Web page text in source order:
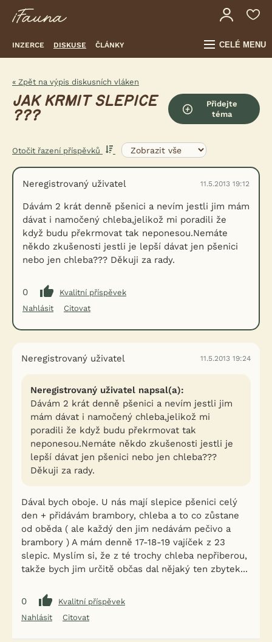
INZERCE DISKUSE ČLÁNKY CELÉ MENU
« Zpět na výpis diskusních vláken
JAK KRMIT SLEPICE
???
Přidejte
téma
Otočit řazení příspěvků
Neregistrovaný uživatel 11.5.2013 19:12
Dávám 2 krát denně pšenici a nevím jestli jim mám
dávat i namočený chleba,jelikož mi poradili že
když budu překrmovat tak neponesou.Nemáte
někdo zkušenosti jestli je lepší dávat jen pšenici
nebo jen chleba??? Děkuji za rady.
0
Kvalitní příspěvek
Nahlásit
Citovat
Neregistrovaný uživatel 11.5.2013 19:24
Neregistrovaný uživatel napsal(a):
Dávám 2 krát denně pšenici a nevím jestli jim
mám dávat i namočený chleba,jelikož mi
poradili že když budu překrmovat tak
neponesou.Nemáte někdo zkušenosti jestli je
lepší dávat jen pšenici nebo jen chleba???
Děkuji za rady.
Dával bych oboje. U nás mají slepice pšenici celý
den + přidávám brambory, chleba a to co zůstane
od oběda ( ale každý den jim nedávám pečivo a
brambory ) A mám denně 17-18-19 vajíček z 23
slepic. Myslím si, že z té trochy chleba nepřiberou,
takže bych jim určitě občas dal nějaký ten zbytek...
0
Kvalitní příspěvek
Nahlásit
Citovat